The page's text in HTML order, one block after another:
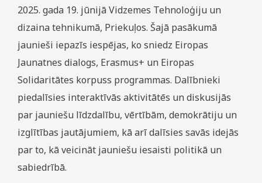
2025. gada 19. jūnijā Vidzemes Tehnoloģiju un
dizaina tehnikumā, Priekuļos. Šajā pasākumā
jaunieši iepazīs iespējas, ko sniedz Eiropas
Jaunatnes dialogs, Erasmus+ un Eiropas
Solidaritātes korpuss programmas. Dalībnieki
piedalīsies interaktīvās aktivitātēs un diskusijās
par jauniešu līdzdalību, vērtībām, demokrātiju un
izglītības jautājumiem, kā arī dalīsies savās idejās
par to, kā veicināt jauniešu iesaisti politikā un
sabiedrībā.